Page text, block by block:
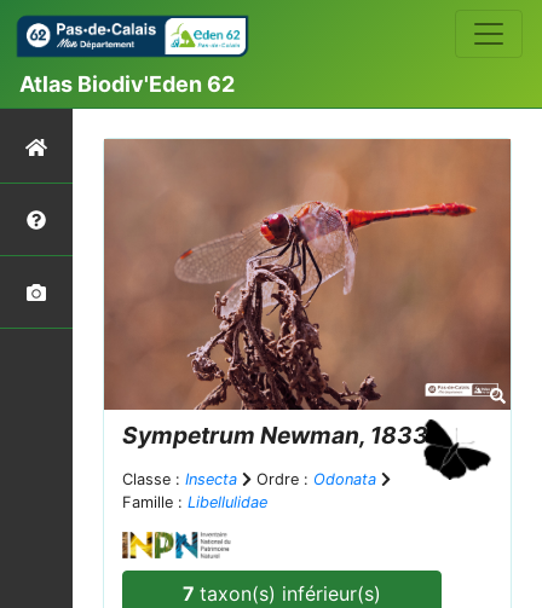
Atlas Biodiv'Eden 62
Sympetrum Newman, 1833
Classe : Insecta Ordre : Odonata
Famille : Libellulidae
7taxon(s) inférieur(s)